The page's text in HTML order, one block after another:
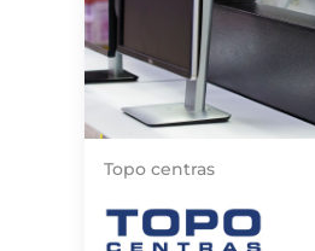
Topo centras